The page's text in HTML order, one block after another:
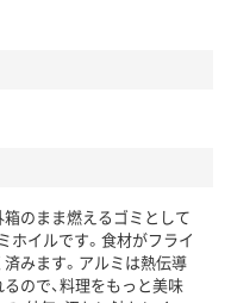
商品詳細「
」で確認できます。
のまま燃えるゴミとして
ホイルです。食材がフライ
みます。アルミは熱伝導
ので、料理をもっと美味